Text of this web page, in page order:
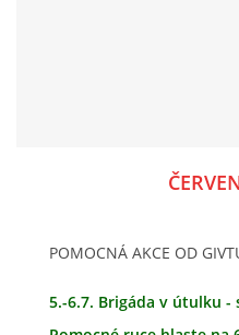
POMOCNÁ AKCE OD
5.-6.7. Brigáda v útulku -